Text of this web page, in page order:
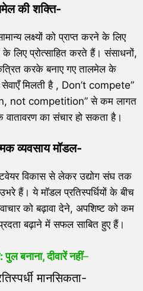
की शक्ति-
लक्ष्यों को प्राप्त करने के लिए
लिए प्रोत्साहित करते हैं। संसाधनों,
करके बनाए गए तालमेल के
सेवाएँ मिलती है , Don’t compete”
not competition” से कम लागत
वातावरण का संचार हो सकता है।
व्यवसाय मॉडल-
विकास से लेकर उद्योग संघ तक
हैं। ये मॉडल प्रतिस्पर्धियों के बीच
को बढ़ावा देने, अपशिष्ट को कम
बढ़ाने में सफल साबित हुए हैं।
पुल बनाना, दीवारें नहीं–
मानसिकता-